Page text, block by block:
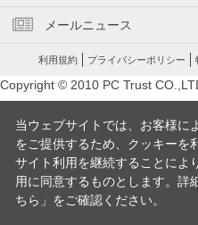
メールニュース
利用規約 プライバシーポリシー
Copyright © 2010 PC Trust
当ウェブサイトでは、お客様に
をご提供するため、クッキーを
サイト利用を継続することによ
用に同意するものとします。詳
ちら 」をご確認ください。